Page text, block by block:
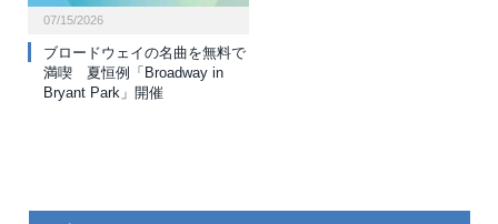
07/15/2026
ブロードウェイの名曲を無料で
満喫 夏恒例「Broadway in
Bryant Park」開催